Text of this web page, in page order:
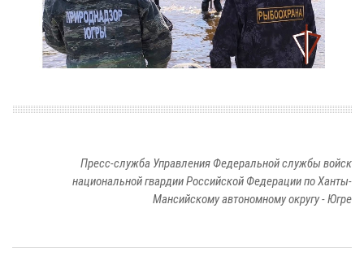
Пресс-служба Управления Федеральной службы войск
национальной гвардии Российской Федерации по Ханты-
Мансийскому автономному округу - Югре